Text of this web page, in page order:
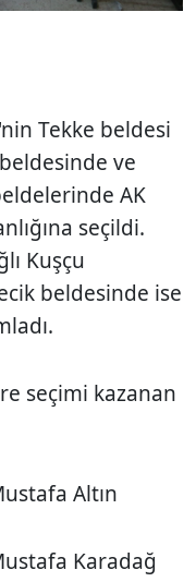
Tekke beldesi
ve
AK
seçildi.
Kuşçu
beldesinde ise
seçimi kazanan
Altın
Karadağ